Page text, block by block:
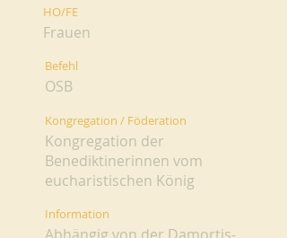
HO/FE
Frauen
Befehl
OSB
Kongregation / Föderation
Kongregation der
Benediktinerinnen vom
eucharistischen König
Information